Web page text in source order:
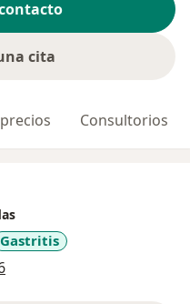
cita
Consultorios
Gastritis
a11y_sr_more_diseases